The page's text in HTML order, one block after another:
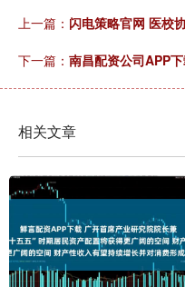
上一篇： 闪电策略官网 医校
下一篇： 南昌配资公司APP
相关文章